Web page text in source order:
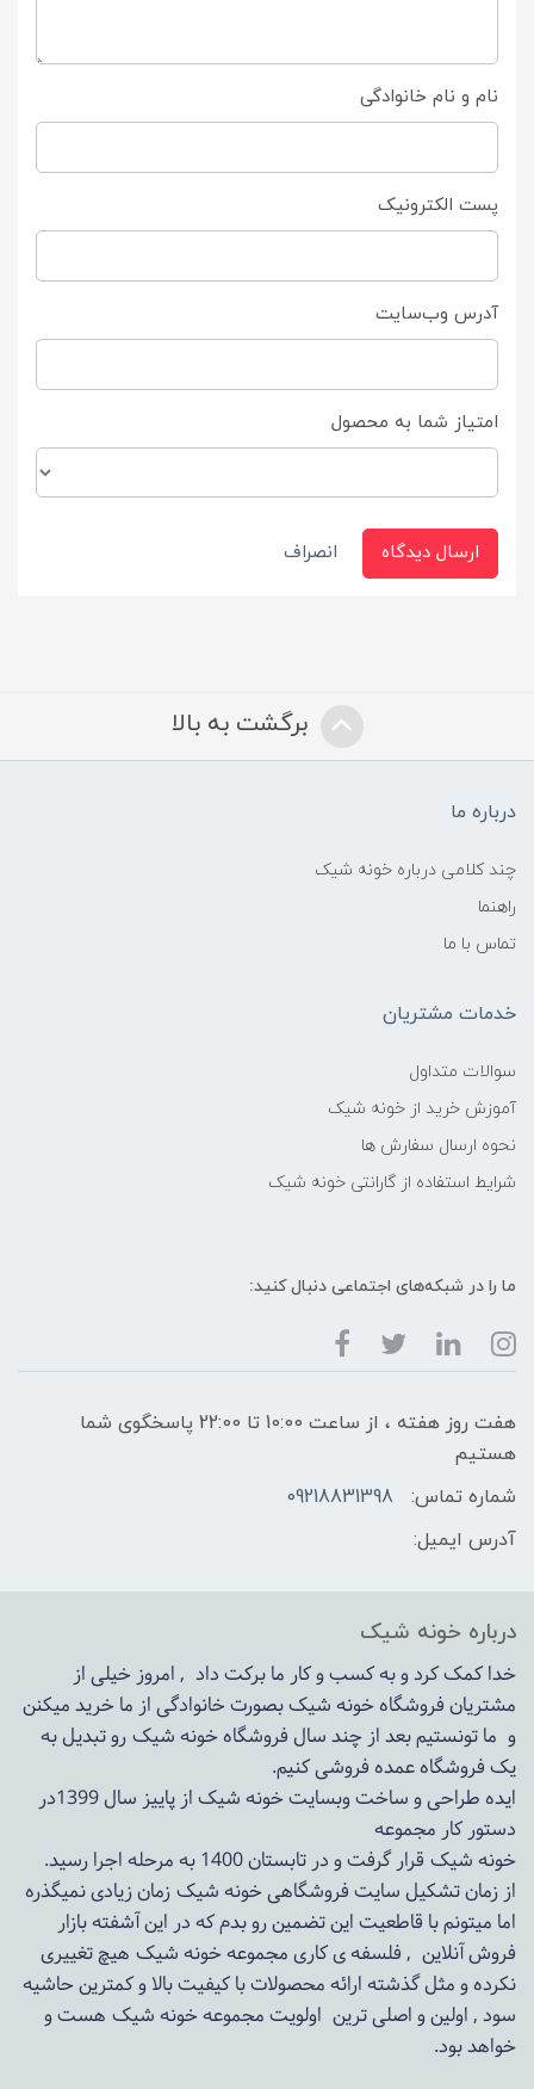
نام و نام خانوادگی
پست الکترونیک
آدرس وب‌سایت
امتیاز شما به محصول
ارسال دیدگاه انصراف
برگشت به بالا
درباره ما
چند کلامی درباره خونه شیک
راهنما
تماس با ما
خدمات مشتریان
سوالات متداول
آموزش خرید از خونه شیک
نحوه ارسال سفارش ها
شرایط استفاده از گارانتی خونه شیک
ما را در شبکه‌های اجتماعی دنبال کنید:
هفت روز هفته ، از ساعت 10:00 تا 22:00 پاسخگوی شما
هستیم
شماره تماس:
09218831398
آدرس ایمیل:
درباره خونه شیک
خدا کمک کرد و به کسب و کار ما برکت داد , امروز خیلی از
مشتریان فروشگاه خونه شیک بصورت خانوادگی از ما خرید میکنن
و ما تونستیم بعد از چند سال فروشگاهخونه شیکرو تبدیل به
یک فروشگاه عمده فروشی کنیم.
ایده طراحی و ساخت وبسایت خونه شیک از پاییز سال 1399در
دستور کار مجموعه
خونه شیک قرار گرفت و در تابستان 1400 به مرحله اجرا رسید.
از زمان تشکیل سایت فروشگاهیخونه شیکزمان زیادی نمیگذره
اما میتونم با قاطعیت این تضمین رو بدم که در این آشفته بازار
فروش آنلاین , فلسفه ی کاری مجموعهخونه شیک هیچ تغییری
نکرده و مثل گذشته ارائه محصولات با کیفیت بالا و کمترین حاشیه
سود , اولین و اصلی ترین اولویت مجموعهخونه شیک هست و
خواهد بود.